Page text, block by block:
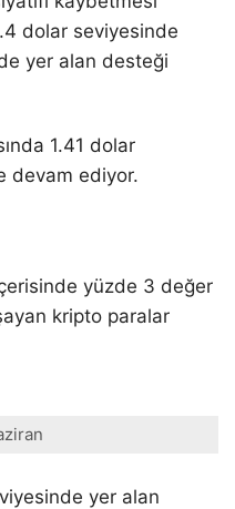
dolar seviyesinde
yer alan desteği
1.41 dolar
devam ediyor.
yüzde 3 değer
kripto paralar
yer alan